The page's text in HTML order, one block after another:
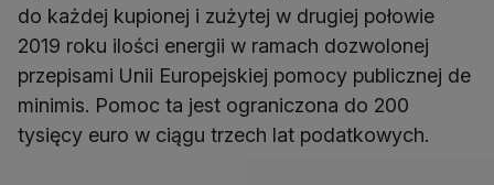
do każdej kupionej i zużytej w drugiej połowie
2019 roku ilości energii w ramach dozwolonej
przepisami Unii Europejskiej pomocy publicznej de
minimis. Pomoc ta jest ograniczona do 200
tysięcy euro w ciągu trzech lat podatkowych.